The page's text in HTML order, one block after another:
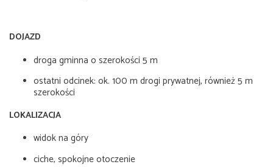
DOJAZD
droga gminna o szerokości 5 m
ostatni odcinek: ok. 100 m drogi prywatnej, również 5 m
szerokości
LOKALIZACJA
widok na góry
ciche, spokojne otoczenie